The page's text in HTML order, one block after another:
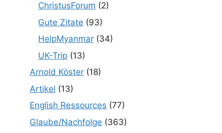
ChristusForum (2)
Gute Zitate (93)
HelpMyanmar (34)
UK-Trip (13)
Arnold Köster (18)
Artikel (13)
English Ressources (77)
Glaube/Nachfolge (363)